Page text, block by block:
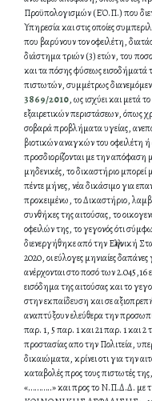
Προϋπολογισμών (ΕΌ.Π.) που
Υπηρεσία και στις οποίες
που βαρύνουν τον οφειλέτη,
διάστημα τριών (3) ετών, του
και τα πόσης φύσεως
πιστωτών, συμμέτρως
3869/2010, ως ισχύει και μετά
εξαιρετικών περιστάσεων, όπως
σοβαρά προβλήματα υγείας,
βιοτικών αναγκών του οφειλέτη ή
προσδιορίζονται με την απόφαση
μηδενικές, το δικαστήριο μπορεί
πέντε μήνες, νέα δικάσιμο για
προκειμένω, το Δικαστήριο,
συνθήκες της αιτούσας, το
οφειλών της, το γεγονός ότι
διενεργήθηκε από την Ελληνική
2020, οι εύλογες μηνιαίες
ανέρχονται στο ποσό των 2.045,16
εισόδημα της αιτούσας και το
στην εκπαίδευση και σε
αναπτύξουν ελεύθερα την
παρ. 1, 5 παρ. 1 και 21 παρ. 1 και
προστασίας απο την Πολιτεία,
δικαιώματα, κρίνει οτι για την
καταβολές προς τους πιστωτές
«………..» και προς το Ν.Π.Δ.Δ.